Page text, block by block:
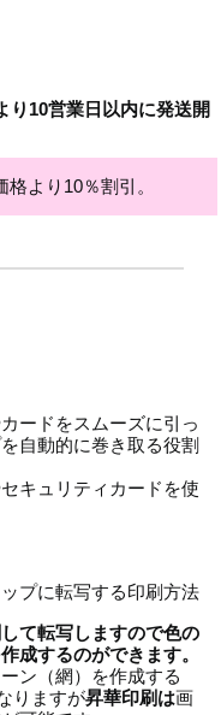
り10営業日以内に発送開
より10％割引。
ードをスムーズに引っ
自動的に巻き取る役割
キュリティカードを使
プに転写する印刷方法
て転写しますので色の
成するのができます。
ン（網）を作成する
りますが昇華印刷は画